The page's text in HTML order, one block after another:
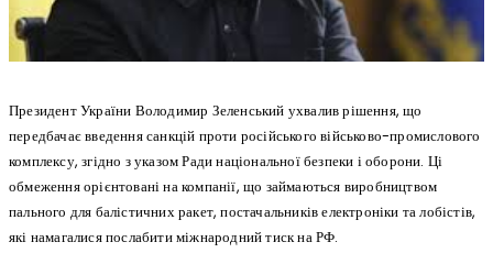
Президент України Володимир Зеленський ухвалив рішення, що
передбачає введення санкцій проти російського військово-промислового
комплексу, згідно з указом Ради національної безпеки і оборони. Ці
обмеження орієнтовані на компанії, що займаються виробництвом
пального для балістичних ракет, постачальників електроніки та лобістів,
які намагалися послабити міжнародний тиск на РФ.